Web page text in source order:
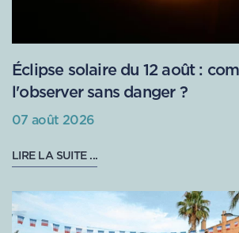
Éclipse solaire du 12 août :
l'observer sans danger ?
07 août 2026
LIRE LA SUITE ...